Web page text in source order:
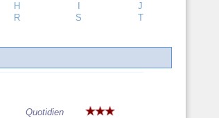
H
J
R S
T
Quotidien